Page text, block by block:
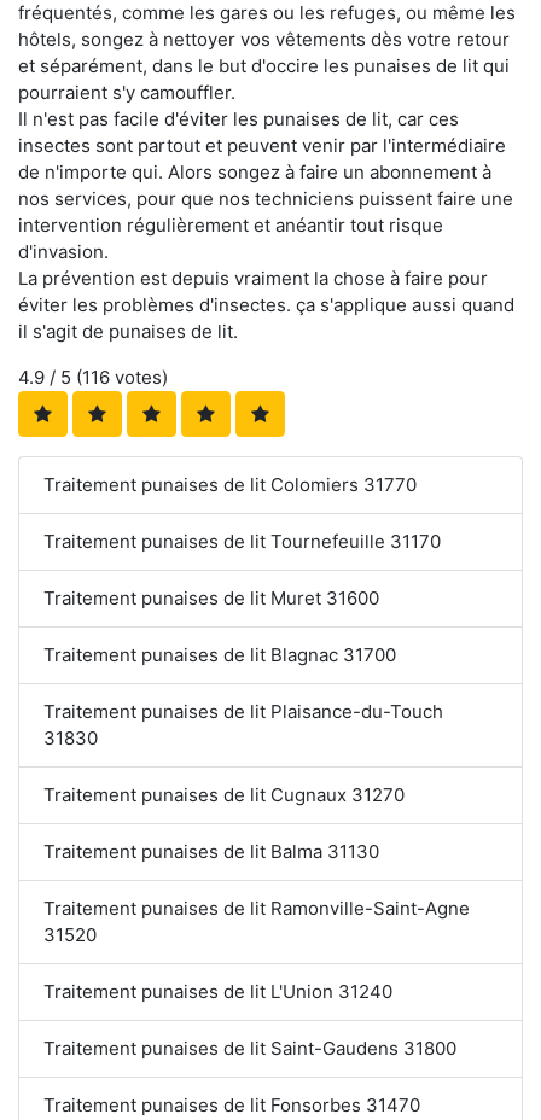
fréquentés, comme les gares ou les refuges, ou même les
hôtels, songez à nettoyer vos vêtements dès votre retour
et séparément, dans le but d'occire les punaises de lit qui
pourraient s'y camouffler.
Il n'est pas facile d'éviter les punaises de lit, car ces
insectes sont partout et peuvent venir par l'intermédiaire
de n'importe qui. Alors songez à faire un abonnement à
nos services, pour que nos techniciens puissent faire une
intervention régulièrement et anéantir tout risque
d'invasion.
La prévention est depuis vraiment la chose à faire pour
éviter les problèmes d'insectes. ça s'applique aussi quand
il s'agit de punaises de lit.
4.9 / 5 (116 votes)
Traitement punaises de lit Colomiers 31770
Traitement punaises de lit Tournefeuille 31170
Traitement punaises de lit Muret 31600
Traitement punaises de lit Blagnac 31700
Traitement punaises de lit Plaisance-du-Touch
31830
Traitement punaises de lit Cugnaux 31270
Traitement punaises de lit Balma 31130
Traitement punaises de lit Ramonville-Saint-Agne
31520
Traitement punaises de lit L'Union 31240
Traitement punaises de lit Saint-Gaudens 31800
Traitement punaises de lit Fonsorbes 31470